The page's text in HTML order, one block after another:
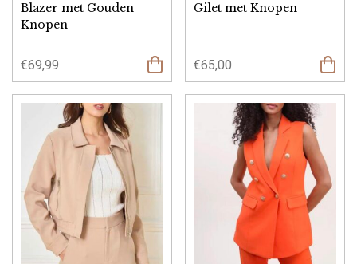
Blazer met Gouden
Knopen
€69,99
Opties
selecteren
Gilet met Knopen
€65,00
Opties